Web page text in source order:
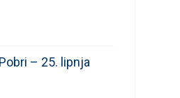
– 25. lipnja